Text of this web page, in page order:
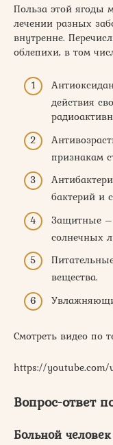
Польза этой ягоды
лечении разных
внутренне.
облепихи, в том
действия
признакам
бактерий и
Защитные
солнечных
вещества.
Смотреть видео по
https://youtube.com/
Вопрос-ответ
Больной